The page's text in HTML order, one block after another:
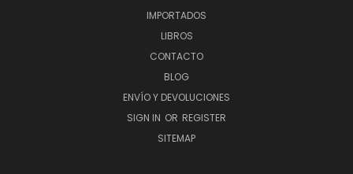
IMPORTADOS
LIBROS
CONTACTO
BLOG
ENVÍO Y DEVOLUCIONES
SIGN IN OR REGISTER
SITEMAP